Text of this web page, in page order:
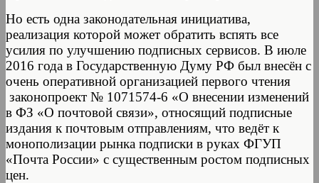
Но есть одна законодательная инициатива,
реализация которой может обратить вспять все
усилия по улучшению подписных сервисов. В июле
2016 года в Государственную Думу РФ был внесён с
очень оперативной организацией первого чтения
законопроект № 1071574-6 «О внесении изменений
в ФЗ «О почтовой связи», относящий подписные
издания к почтовым отправлениям, что ведёт к
монополизации рынка подписки в руках ФГУП
«Почта России» с существенным ростом подписных
цен.